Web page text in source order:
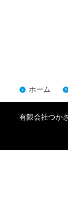
ホーム
有限会社つか